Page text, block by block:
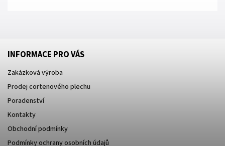
INFORMACE PRO VÁS
Zakázková výroba
Prodej cortenového plechu
Poradenství
Kontakty
Obchodní podmínky
Podmínky ochrany osobních údajů